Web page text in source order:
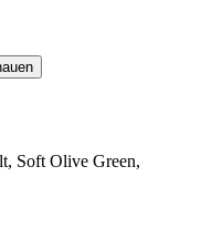
Soft Olive Green,